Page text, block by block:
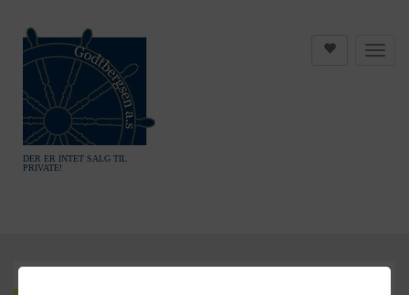
DER ER INTET SALG TIL
PRIVATE!